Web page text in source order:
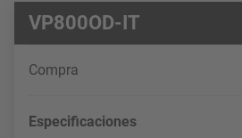
VP800OD-IT
Compra
Especificaciones